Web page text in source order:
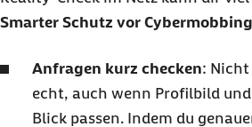
Smarter Schutz vor
Anfragen kurz checken:
echt, auch wenn Profilbild
Blick passen. Indem du